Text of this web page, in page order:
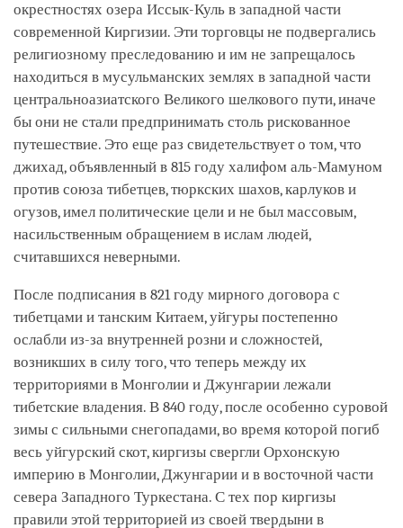
окрестностях озера Иссык-Куль в западной части
современной Киргизии. Эти торговцы не подвергались
религиозному преследованию и им не запрещалось
находиться в мусульманских землях в западной части
центральноазиатского Великого шелкового пути, иначе
бы они не стали предпринимать столь рискованное
путешествие. Это еще раз свидетельствует о том, что
джихад, объявленный в 815 году халифом аль-Мамуном
против союза тибетцев, тюркских шахов, карлуков и
огузов, имел политические цели и не был массовым,
насильственным обращением в ислам людей,
считавшихся неверными.
После подписания в 821 году мирного договора с
тибетцами и танским Китаем, уйгуры постепенно
ослабли из-за внутренней розни и сложностей,
возникших в силу того, что теперь между их
территориями в Монголии и Джунгарии лежали
тибетские владения. В 840 году, после особенно суровой
зимы с сильными снегопадами, во время которой погиб
весь уйгурский скот, киргизы свергли Орхонскую
империю в Монголии, Джунгарии и в восточной части
севера Западного Туркестана. С тех пор киргизы
правили этой территорией из своей твердыни в